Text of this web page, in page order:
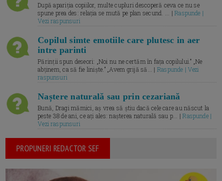
După apariția copiilor, multe cupluri descoperă ceva ce nu se
spune prea des: relația se mută pe plan secund. ... |Raspunde |
Vezi raspunsuri
Copilul simte emotiile care plutesc in aer
intre parinti
Părinții spun deseori: „Noi nu ne certăm în fața copilului.” „Ne
abținem, ca să fie liniște.” „Avem grijă să... | Raspunde | Vezi
raspunsuri
Naștere naturală sau prin cezariană
Bună, Dragi mămici, aș vrea să știu dacă cele care au născut la
peste 38 de ani, ce ați ales: nașterea naturală sau p... |Raspunde |
Vezi raspunsuri
PROPUNERI REDACTOR SEF